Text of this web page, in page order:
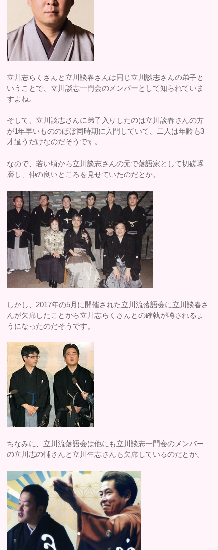
立川志らくさんと立川談春さんは同じ立川談志さんの弟子と
いうことで、立川談志一門会のメンバーとして知られていま
すよね。
そして、立川談志さんに弟子入りしたのは立川談春さんの方
が1年早いもののほぼ同時期に入門していて、二人は年齢も3
才違うだけなのだそうです。
なので、若い頃から立川談志さんの元で落語家として切磋琢
磨し、仲の良いところを見せていたのだとか。
しかし、2017年の5月に開催された立川流落語会に立川談春さ
んが欠席したことから立川志らくさんとの確執が噂されるよ
うになったのだそうです。
ちなみに、立川流落語会は他にも立川談志一門会のメンバー
の立川志の輔さんと立川生志さんも欠席しているのだとか。